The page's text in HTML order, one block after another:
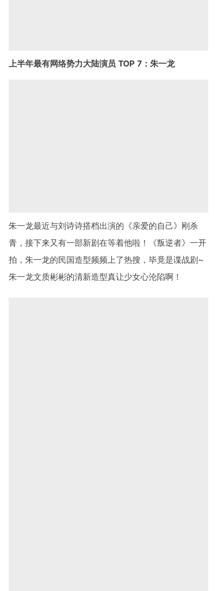
上半年最有网络势力大陆演员 TOP 7：朱一龙
朱一龙最近与刘诗诗搭档出演的《亲爱的自己》刚杀
青，接下来又有一部新剧在等着他啦！《叛逆者》一开
拍，朱一龙的民国造型频频上了热搜，毕竟是谍战剧~
朱一龙文质彬彬的清新造型真让少女心沦陷啊！